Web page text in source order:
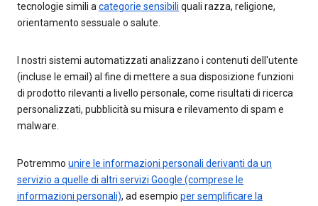
tecnologie simili acategorie sensibili quali razza, religione,
orientamento sessuale o salute.
I nostri sistemi automatizzati analizzano i contenuti dell'utente
(incluse le email) al fine di mettere a sua disposizione funzioni
di prodotto rilevanti a livello personale, come risultati di ricerca
personalizzati, pubblicità su misura e rilevamento di spam e
malware.
Potremmo unire le informazioni personali derivanti da un
servizio a quelle di altri servizi Google (comprese le
informazioni personali), ad esempio per semplificare la